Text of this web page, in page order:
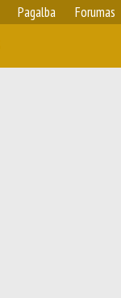
Pagalba Forumas